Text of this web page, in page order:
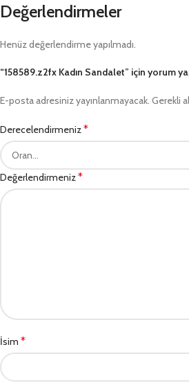
Değerlendirmeler
Henüz değerlendirme yapılmadı.
“158589.z2fx Kadın Sandalet” için yorum
E-posta adresiniz yayınlanmayacak. Gerekli
Derecelendirmeniz*
Değerlendirmeniz*
İsim *